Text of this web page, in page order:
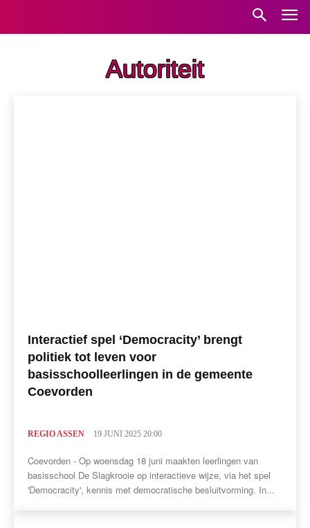
Autoriteit
Interactief spel ‘Democracity’ brengt
politiek tot leven voor
basisschoolleerlingen in de gemeente
Coevorden
REGIO ASSEN 19 JUNI 2025 20:00
Coevorden - Op woensdag 18 juni maakten leerlingen van
basisschool De Slagkrooie op interactieve wijze, via het spel
'Democracity', kennis met democratische besluitvorming. In...